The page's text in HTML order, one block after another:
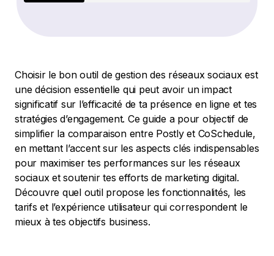
Choisir le bon outil de gestion des réseaux sociaux est
une décision essentielle qui peut avoir un impact
significatif sur l’efficacité de ta présence en ligne et tes
stratégies d’engagement. Ce guide a pour objectif de
simplifier la comparaison entre Postly et CoSchedule,
en mettant l’accent sur les aspects clés indispensables
pour maximiser tes performances sur les réseaux
sociaux et soutenir tes efforts de marketing digital.
Découvre quel outil propose les fonctionnalités, les
tarifs et l’expérience utilisateur qui correspondent le
mieux à tes objectifs business.